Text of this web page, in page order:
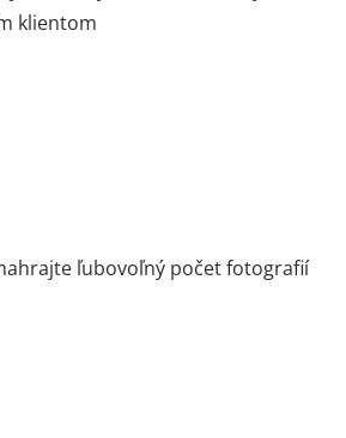
klientom
ľubovoľný počet fotografií